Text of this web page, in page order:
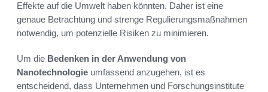
Effekte auf die Umwelt haben könnten. Daher ist eine
genaue Betrachtung und strenge Regulierungsmaßnahmen
notwendig, um potenzielle Risiken zu minimieren.
Um die Bedenken in der Anwendung von
Nanotechnologie umfassend anzugehen, ist es
entscheidend, dass Unternehmen und Forschungsinstitute